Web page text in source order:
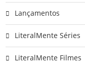
Lançamentos
LiteralMente Séries
LiteralMente Filmes